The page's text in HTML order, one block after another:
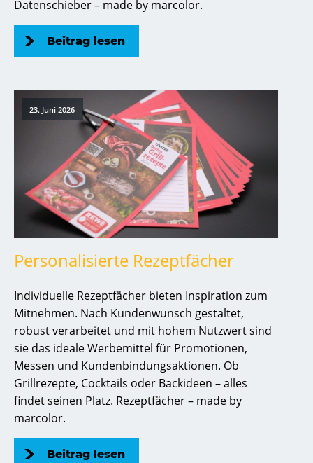
Datenschieber – made by marcolor.
Beitrag lesen
23. Juni 2026
Personalisierte Rezeptfächer
Individuelle Rezeptfächer bieten Inspiration zum
Mitnehmen. Nach Kundenwunsch gestaltet,
robust verarbeitet und mit hohem Nutzwert sind
sie das ideale Werbemittel für Promotionen,
Messen und Kundenbindungsaktionen. Ob
Grillrezepte, Cocktails oder Backideen – alles
findet seinen Platz. Rezeptfächer – made by
marcolor.
Beitrag lesen